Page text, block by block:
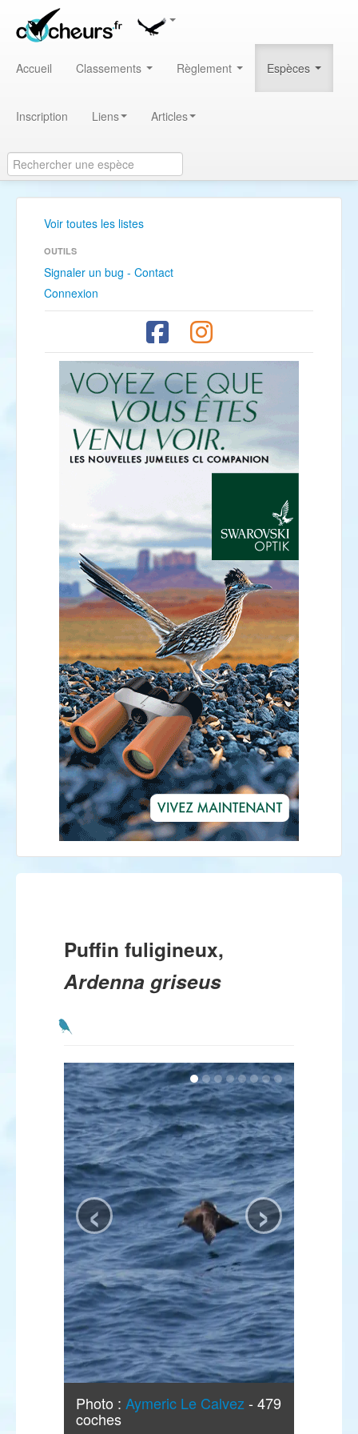
Accueil Classements Règlement Espèces
Inscription Liens Articles
Voir toutes les listes
OUTILS
Signaler un bug - Contact
Connexion
Puffin fuligineux,
Ardenna griseus
Photo : Aymeric Le Calvez - 479
coches
‹ ›